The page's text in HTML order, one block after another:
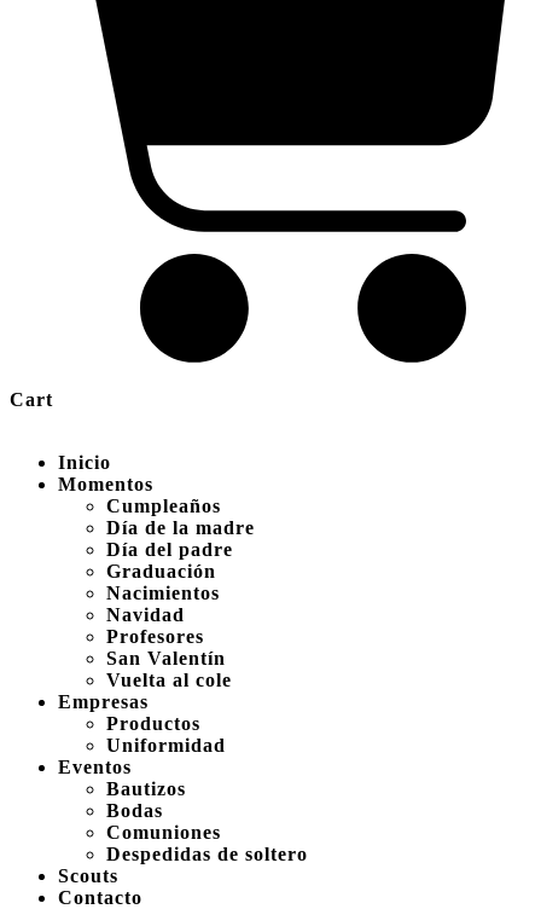
Cart
Inicio
Momentos
Cumpleaños
Día de la madre
Día del padre
Graduación
Nacimientos
Navidad
Profesores
San Valentín
Vuelta al cole
Empresas
Productos
Uniformidad
Eventos
Bautizos
Bodas
Comuniones
Despedidas de soltero
Scouts
Contacto